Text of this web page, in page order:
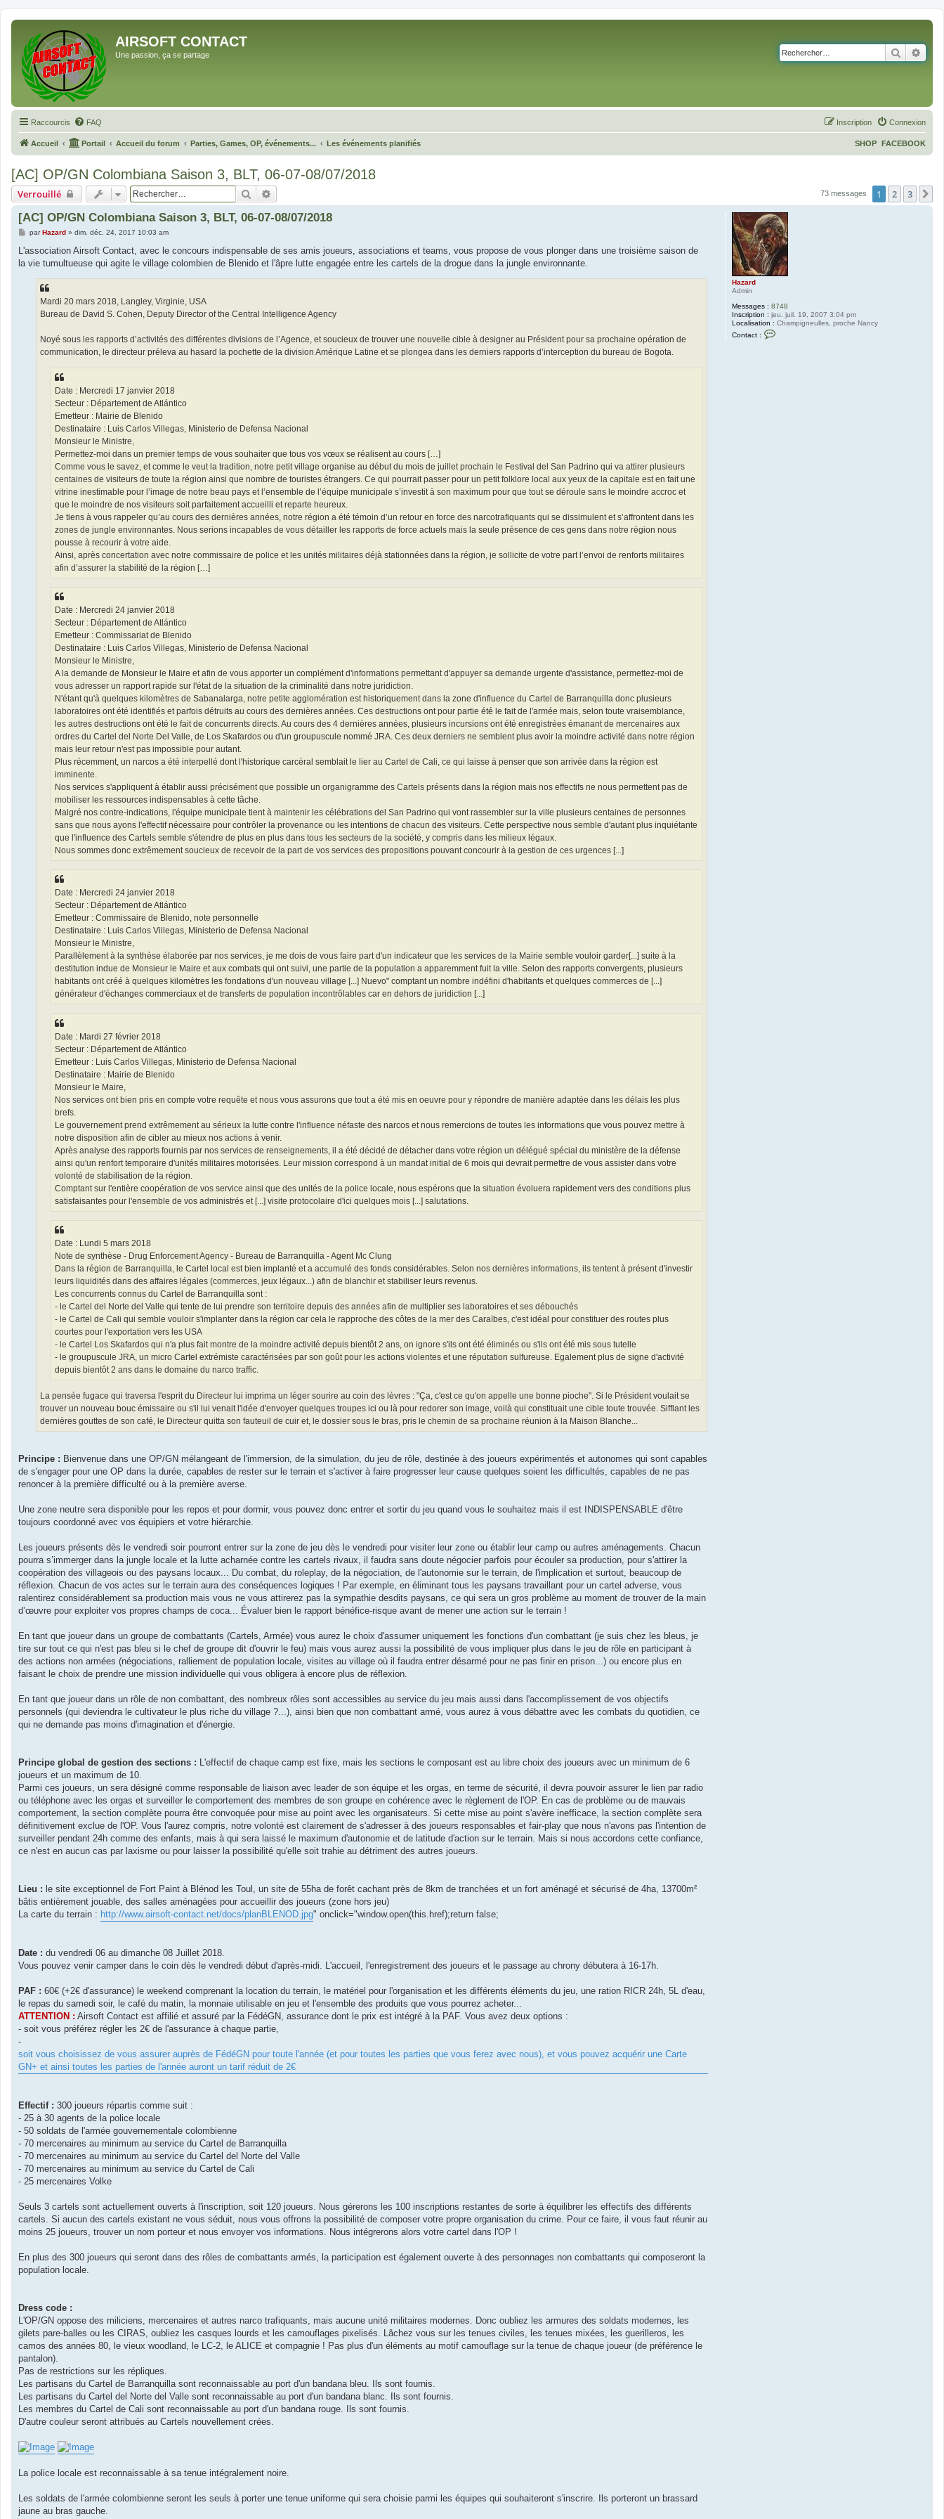
AIRSOFT CONTACT
Une passion, ça se partage
Raccourcis FAQ Connexion
Inscription
Accueil Portail Accueil du forum Parties, Games, OP, événements... Les événements planifiés FACEBOOK
SHOP
[AC] OP/GN Colombiana Saison 3, BLT, 06-07-08/07/2018
Verrouillé Rechercher 73 messages 1 2 3
Hazard
Admin
Messages : 8748
Inscription : jeu. juil. 19, 2007 3:04 pm
Localisation : Champigneulles, proche Nancy
Contact :
[AC] OP/GN Colombiana Saison 3, BLT, 06-07-08/07/2018
M
s
a
parHazard» dim. déc. 24, 2017 10:03 am
L'association Airsoft Contact, avec le concours indispensable de ses amis joueurs, associations et teams, vous propose de vous plonger dans une troisième saison de
la vie tumultueuse qui agite le village colombien de Blenido et l'âpre lutte engagée entre les cartels de la drogue dans la jungle environnante.
Mardi 20 mars 2018, Langley, Virginie, USA
Bureau de David S. Cohen, Deputy Director of the Central Intelligence Agency
Noyé sous les rapports d’activités des différentes divisions de l’Agence, et soucieux de trouver une nouvelle cible à designer au Président pour sa prochaine opération de
communication, le directeur préleva au hasard la pochette de la division Amérique Latine et se plongea dans les derniers rapports d’interception du bureau de Bogota.
Date : Mercredi 17 janvier 2018
Secteur : Département de Atlántico
Emetteur : Mairie de Blenido
Destinataire : Luis Carlos Villegas, Ministerio de Defensa Nacional
Monsieur le Ministre,
Permettez-moi dans un premier temps de vous souhaiter que tous vos vœux se réalisent au cours […]
Comme vous le savez, et comme le veut la tradition, notre petit village organise au début du mois de juillet prochain le Festival del San Padrino qui va attirer plusieurs
centaines de visiteurs de toute la région ainsi que nombre de touristes étrangers. Ce qui pourrait passer pour un petit folklore local aux yeux de la capitale est en fait une
vitrine inestimable pour l’image de notre beau pays et l’ensemble de l’équipe municipale s’investit à son maximum pour que tout se déroule sans le moindre accroc et
que le moindre de nos visiteurs soit parfaitement accueilli et reparte heureux.
Je tiens à vous rappeler qu’au cours des dernières années, notre région a été témoin d’un retour en force des narcotrafiquants qui se dissimulent et s’affrontent dans les
zones de jungle environnantes. Nous serions incapables de vous détailler les rapports de force actuels mais la seule présence de ces gens dans notre région nous
pousse à recourir à votre aide.
Ainsi, après concertation avec notre commissaire de police et les unités militaires déjà stationnées dans la région, je sollicite de votre part l’envoi de renforts militaires
afin d’assurer la stabilité de la région […]
Date : Mercredi 24 janvier 2018
Secteur : Département de Atlántico
Emetteur : Commissariat de Blenido
Destinataire : Luis Carlos Villegas, Ministerio de Defensa Nacional
Monsieur le Ministre,
A la demande de Monsieur le Maire et afin de vous apporter un complément d'informations permettant d'appuyer sa demande urgente d'assistance, permettez-moi de
vous adresser un rapport rapide sur l'état de la situation de la criminalité dans notre juridiction.
N'étant qu'à quelques kilomètres de Sabanalarga, notre petite agglomération est historiquement dans la zone d'influence du Cartel de Barranquilla donc plusieurs
laboratoires ont été identifiés et parfois détruits au cours des dernières années. Ces destructions ont pour partie été le fait de l'armée mais, selon toute vraisemblance,
les autres destructions ont été le fait de concurrents directs. Au cours des 4 dernières années, plusieurs incursions ont été enregistrées émanant de mercenaires aux
ordres du Cartel del Norte Del Valle, de Los Skafardos ou d'un groupuscule nommé JRA. Ces deux derniers ne semblent plus avoir la moindre activité dans notre région
mais leur retour n'est pas impossible pour autant.
Plus récemment, un narcos a été interpellé dont l'historique carcéral semblait le lier au Cartel de Cali, ce qui laisse à penser que son arrivée dans la région est
imminente.
Nos services s'appliquent à établir aussi précisément que possible un organigramme des Cartels présents dans la région mais nos effectifs ne nous permettent pas de
mobiliser les ressources indispensables à cette tâche.
Malgré nos contre-indications, l'équipe municipale tient à maintenir les célébrations del San Padrino qui vont rassembler sur la ville plusieurs centaines de personnes
sans que nous ayons l'effectif nécessaire pour contrôler la provenance ou les intentions de chacun des visiteurs. Cette perspective nous semble d'autant plus inquiétante
que l'influence des Cartels semble s'étendre de plus en plus dans tous les secteurs de la société, y compris dans les milieux légaux.
Nous sommes donc extrêmement soucieux de recevoir de la part de vos services des propositions pouvant concourir à la gestion de ces urgences [...]
Date : Mercredi 24 janvier 2018
Secteur : Département de Atlántico
Emetteur : Commissaire de Blenido, note personnelle
Destinataire : Luis Carlos Villegas, Ministerio de Defensa Nacional
Monsieur le Ministre,
Parallèlement à la synthèse élaborée par nos services, je me dois de vous faire part d'un indicateur que les services de la Mairie semble vouloir garder[...] suite à la
destitution indue de Monsieur le Maire et aux combats qui ont suivi, une partie de la population a apparemment fuit la ville. Selon des rapports convergents, plusieurs
habitants ont créé à quelques kilomètres les fondations d'un nouveau village [...] Nuevo" comptant un nombre indéfini d'habitants et quelques commerces de [...]
générateur d'échanges commerciaux et de transferts de population incontrôlables car en dehors de juridiction [...]
Date : Mardi 27 février 2018
Secteur : Département de Atlántico
Emetteur : Luis Carlos Villegas, Ministerio de Defensa Nacional
Destinataire : Mairie de Blenido
Monsieur le Maire,
Nos services ont bien pris en compte votre requête et nous vous assurons que tout a été mis en oeuvre pour y répondre de manière adaptée dans les délais les plus
brefs.
Le gouvernement prend extrêmement au sérieux la lutte contre l'influence néfaste des narcos et nous remercions de toutes les informations que vous pouvez mettre à
notre disposition afin de cibler au mieux nos actions à venir.
Après analyse des rapports fournis par nos services de renseignements, il a été décidé de détacher dans votre région un délégué spécial du ministère de la défense
ainsi qu'un renfort temporaire d'unités militaires motorisées. Leur mission correspond à un mandat initial de 6 mois qui devrait permettre de vous assister dans votre
volonté de stabilisation de la région.
Comptant sur l'entière coopération de vos service ainsi que des unités de la police locale, nous espérons que la situation évoluera rapidement vers des conditions plus
satisfaisantes pour l'ensemble de vos administrés et [...] visite protocolaire d'ici quelques mois [...] salutations.
Date : Lundi 5 mars 2018
Note de synthèse - Drug Enforcement Agency - Bureau de Barranquilla - Agent Mc Clung
Dans la région de Barranquilla, le Cartel local est bien implanté et a accumulé des fonds considérables. Selon nos dernières informations, ils tentent à présent d'investir
leurs liquidités dans des affaires légales (commerces, jeux légaux...) afin de blanchir et stabiliser leurs revenus.
Les concurrents connus du Cartel de Barranquilla sont :
- le Cartel del Norte del Valle qui tente de lui prendre son territoire depuis des années afin de multiplier ses laboratoires et ses débouchés
- le Cartel de Cali qui semble vouloir s'implanter dans la région car cela le rapproche des côtes de la mer des Caraïbes, c'est idéal pour constituer des routes plus
courtes pour l'exportation vers les USA
- le Cartel Los Skafardos qui n'a plus fait montre de la moindre activité depuis bientôt 2 ans, on ignore s'ils ont été éliminés ou s'ils ont été mis sous tutelle
- le groupuscule JRA, un micro Cartel extrémiste caractérisées par son goût pour les actions violentes et une réputation sulfureuse. Egalement plus de signe d'activité
depuis bientôt 2 ans dans le domaine du narco traffic.
La pensée fugace qui traversa l'esprit du Directeur lui imprima un léger sourire au coin des lèvres : "Ça, c'est ce qu'on appelle une bonne pioche". Si le Président voulait se
trouver un nouveau bouc émissaire ou s'il lui venait l'idée d'envoyer quelques troupes ici ou là pour redorer son image, voilà qui constituait une cible toute trouvée. Sifflant les
dernières gouttes de son café, le Directeur quitta son fauteuil de cuir et, le dossier sous le bras, pris le chemin de sa prochaine réunion à la Maison Blanche...
Principe : Bienvenue dans une OP/GN mélangeant de l'immersion, de la simulation, du jeu de rôle, destinée à des joueurs expérimentés et autonomes qui sont capables
de s'engager pour une OP dans la durée, capables de rester sur le terrain et s'activer à faire progresser leur cause quelques soient les difficultés, capables de ne pas
renoncer à la première difficulté ou à la première averse.
Une zone neutre sera disponible pour les repos et pour dormir, vous pouvez donc entrer et sortir du jeu quand vous le souhaitez mais il est INDISPENSABLE d'être
toujours coordonné avec vos équipiers et votre hiérarchie.
Les joueurs présents dès le vendredi soir pourront entrer sur la zone de jeu dès le vendredi pour visiter leur zone ou établir leur camp ou autres aménagements. Chacun
pourra s’immerger dans la jungle locale et la lutte acharnée contre les cartels rivaux, il faudra sans doute négocier parfois pour écouler sa production, pour s'attirer la
coopération des villageois ou des paysans locaux... Du combat, du roleplay, de la négociation, de l'autonomie sur le terrain, de l'implication et surtout, beaucoup de
réflexion. Chacun de vos actes sur le terrain aura des conséquences logiques ! Par exemple, en éliminant tous les paysans travaillant pour un cartel adverse, vous
ralentirez considérablement sa production mais vous ne vous attirerez pas la sympathie desdits paysans, ce qui sera un gros problème au moment de trouver de la main
d’œuvre pour exploiter vos propres champs de coca... Évaluer bien le rapport bénéfice-risque avant de mener une action sur le terrain !
En tant que joueur dans un groupe de combattants (Cartels, Armée) vous aurez le choix d'assumer uniquement les fonctions d'un combattant (je suis chez les bleus, je
tire sur tout ce qui n'est pas bleu si le chef de groupe dit d'ouvrir le feu) mais vous aurez aussi la possibilité de vous impliquer plus dans le jeu de rôle en participant à
des actions non armées (négociations, ralliement de population locale, visites au village où il faudra entrer désarmé pour ne pas finir en prison...) ou encore plus en
faisant le choix de prendre une mission individuelle qui vous obligera à encore plus de réflexion.
En tant que joueur dans un rôle de non combattant, des nombreux rôles sont accessibles au service du jeu mais aussi dans l'accomplissement de vos objectifs
personnels (qui deviendra le cultivateur le plus riche du village ?...), ainsi bien que non combattant armé, vous aurez à vous débattre avec les combats du quotidien, ce
qui ne demande pas moins d'imagination et d'énergie.
Principe global de gestion des sections : L'effectif de chaque camp est fixe, mais les sections le composant est au libre choix des joueurs avec un minimum de 6
joueurs et un maximum de 10.
Parmi ces joueurs, un sera désigné comme responsable de liaison avec leader de son équipe et les orgas, en terme de sécurité, il devra pouvoir assurer le lien par radio
ou téléphone avec les orgas et surveiller le comportement des membres de son groupe en cohérence avec le règlement de l'OP. En cas de problème ou de mauvais
comportement, la section complète pourra être convoquée pour mise au point avec les organisateurs. Si cette mise au point s'avère inefficace, la section complète sera
définitivement exclue de l'OP. Vous l'aurez compris, notre volonté est clairement de s'adresser à des joueurs responsables et fair-play que nous n'avons pas l'intention de
surveiller pendant 24h comme des enfants, mais à qui sera laissé le maximum d'autonomie et de latitude d'action sur le terrain. Mais si nous accordons cette confiance,
ce n'est en aucun cas par laxisme ou pour laisser la possibilité qu'elle soit trahie au détriment des autres joueurs.
Lieu : le site exceptionnel de Fort Paint à Blénod les Toul, un site de 55ha de forêt cachant près de 8km de tranchées et un fort aménagé et sécurisé de 4ha, 13700m²
bâtis entièrement jouable, des salles aménagées pour accueillir des joueurs (zone hors jeu)
La carte du terrain : http://www.airsoft-contact.net/docs/planBLENOD.jpg" onclick="window.open(this.href);return false;
Date : du vendredi 06 au dimanche 08 Juillet 2018.
Vous pouvez venir camper dans le coin dès le vendredi début d'après-midi. L'accueil, l'enregistrement des joueurs et le passage au chrony débutera à 16-17h.
PAF : 60€ (+2€ d'assurance) le weekend comprenant la location du terrain, le matériel pour l'organisation et les différents éléments du jeu, une ration RICR 24h, 5L d'eau,
le repas du samedi soir, le café du matin, la monnaie utilisable en jeu et l'ensemble des produits que vous pourrez acheter...
ATTENTION : Airsoft Contact est affilié et assuré par la FédéGN, assurance dont le prix est intégré à la PAF. Vous avez deux options :
- soit vous préférez régler les 2€ de l'assurance à chaque partie,
-
soit vous choisissez de vous assurer auprès de FédéGN pour toute l'année (et pour toutes les parties que vous ferez avec nous), et vous pouvez acquérir une Carte
GN+ et ainsi toutes les parties de l'année auront un tarif réduit de 2€
Effectif : 300 joueurs répartis comme suit :
- 25 à 30 agents de la police locale
- 50 soldats de l'armée gouvernementale colombienne
- 70 mercenaires au minimum au service du Cartel de Barranquilla
- 70 mercenaires au minimum au service du Cartel del Norte del Valle
- 70 mercenaires au minimum au service du Cartel de Cali
- 25 mercenaires Volke
Seuls 3 cartels sont actuellement ouverts à l'inscription, soit 120 joueurs. Nous gérerons les 100 inscriptions restantes de sorte à équilibrer les effectifs des différents
cartels. Si aucun des cartels existant ne vous séduit, nous vous offrons la possibilité de composer votre propre organisation du crime. Pour ce faire, il vous faut réunir au
moins 25 joueurs, trouver un nom porteur et nous envoyer vos informations. Nous intégrerons alors votre cartel dans l'OP !
En plus des 300 joueurs qui seront dans des rôles de combattants armés, la participation est également ouverte à des personnages non combattants qui composeront la
population locale.
Dress code :
L'OP/GN oppose des miliciens, mercenaires et autres narco trafiquants, mais aucune unité militaires modernes. Donc oubliez les armures des soldats modernes, les
gilets pare-balles ou les CIRAS, oubliez les casques lourds et les camouflages pixelisés. Lâchez vous sur les tenues civiles, les tenues mixées, les guerilleros, les
camos des années 80, le vieux woodland, le LC-2, le ALICE et compagnie ! Pas plus d'un éléments au motif camouflage sur la tenue de chaque joueur (de préférence le
pantalon).
Pas de restrictions sur les répliques.
Les partisans du Cartel de Barranquilla sont reconnaissable au port d'un bandana bleu. Ils sont fournis.
Les partisans du Cartel del Norte del Valle sont reconnaissable au port d'un bandana blanc. Ils sont fournis.
Les membres du Cartel de Cali sont reconnaissable au port d'un bandana rouge. Ils sont fournis.
D'autre couleur seront attribués au Cartels nouvellement crées.
La police locale est reconnaissable à sa tenue intégralement noire.
Les soldats de l'armée colombienne seront les seuls à porter une tenue uniforme qui sera choisie parmi les équipes qui souhaiteront s'inscrire. Ils porteront un brassard
jaune au bras gauche.